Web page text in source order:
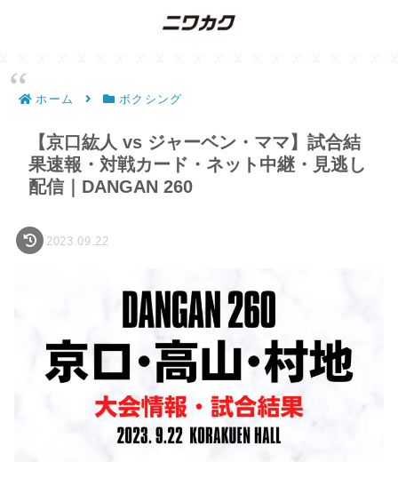
ホーム ボクシング
【京口紘人 vs ジャーベン・ママ】試合結
果速報・対戦カード・ネット中継・見逃し
配信｜DANGAN 260
2023.09.22